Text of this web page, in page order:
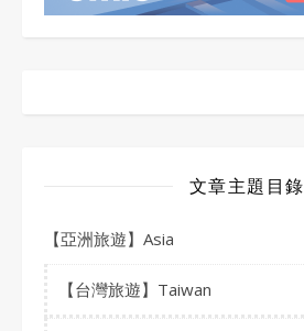
文章主題目錄
【亞洲旅遊】Asia
【台灣旅遊】Taiwan